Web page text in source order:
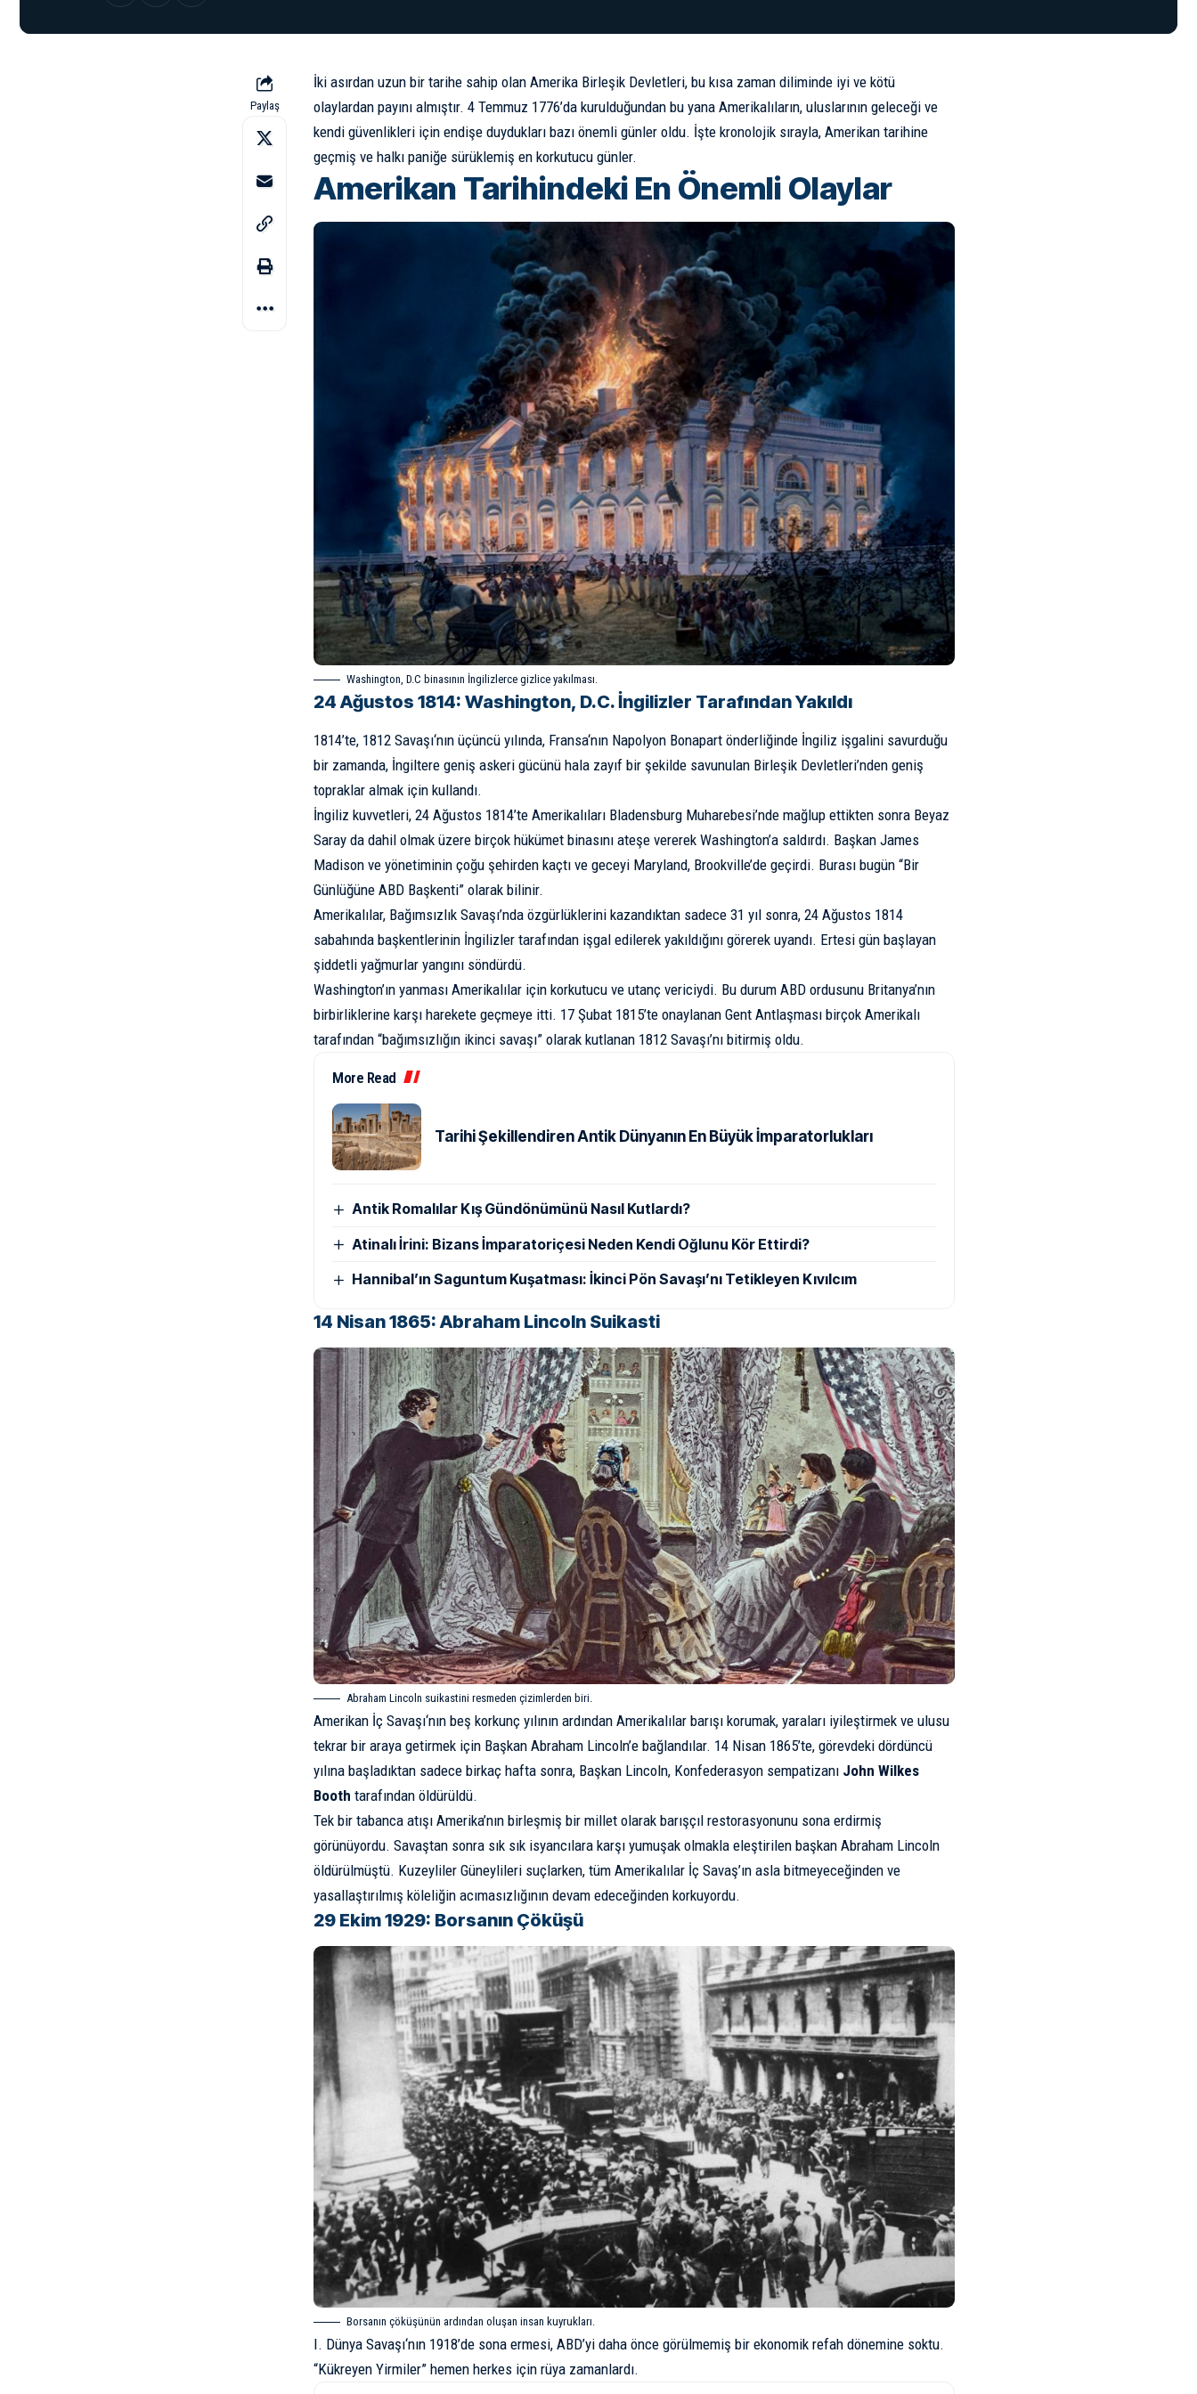
Paylaş
İki asırdan uzun bir tarihe sahip olan Amerika Birleşik Devletleri, bu kısa zaman diliminde iyi ve kötü
olaylardan payını almıştır. 4 Temmuz 1776’da kurulduğundan bu yana Amerikalıların, uluslarının geleceği ve
kendi güvenlikleri için endişe duydukları bazı önemli günler oldu. İşte kronolojik sırayla, Amerikan tarihine
geçmiş ve halkı paniğe sürüklemiş en korkutucu günler.
Amerikan Tarihindeki En Önemli Olaylar
Washington, D.C binasının İngilizlerce gizlice yakılması.
24 Ağustos 1814: Washington, D.C. İngilizler Tarafından Yakıldı
1814’te, 1812 Savaşı‘nın üçüncü yılında, Fransa‘nın Napolyon Bonapart önderliğinde İngiliz işgalini savurduğu
bir zamanda, İngiltere geniş askeri gücünü hala zayıf bir şekilde savunulan Birleşik Devletleri’nden geniş
topraklar almak için kullandı.
İngiliz kuvvetleri, 24 Ağustos 1814’te Amerikalıları Bladensburg Muharebesi’nde mağlup ettikten sonra Beyaz
Saray da dahil olmak üzere birçok hükümet binasını ateşe vererek Washington’a saldırdı. Başkan James
Madison ve yönetiminin çoğu şehirden kaçtı ve geceyi Maryland, Brookville’de geçirdi. Burası bugün “Bir
Günlüğüne ABD Başkenti” olarak bilinir.
Amerikalılar, Bağımsızlık Savaşı’nda özgürlüklerini kazandıktan sadece 31 yıl sonra, 24 Ağustos 1814
sabahında başkentlerinin İngilizler tarafından işgal edilerek yakıldığını görerek uyandı. Ertesi gün başlayan
şiddetli yağmurlar yangını söndürdü.
Washington’ın yanması Amerikalılar için korkutucu ve utanç vericiydi. Bu durum ABD ordusunu Britanya’nın
birbirliklerine karşı harekete geçmeye itti. 17 Şubat 1815’te onaylanan Gent Antlaşması birçok Amerikalı
tarafından “bağımsızlığın ikinci savaşı” olarak kutlanan 1812 Savaşı’nı bitirmiş oldu.
More Read
Tarihi Şekillendiren Antik Dünyanın En Büyük İmparatorlukları
Antik Romalılar Kış Gündönümünü Nasıl Kutlardı?
Atinalı İrini: Bizans İmparatoriçesi Neden Kendi Oğlunu Kör Ettirdi?
Hannibal’ın Saguntum Kuşatması: İkinci Pön Savaşı’nı Tetikleyen Kıvılcım
14 Nisan 1865: Abraham Lincoln Suikasti
Abraham Lincoln suikastini resmeden çizimlerden biri.
Amerikan İç Savaşı‘nın beş korkunç yılının ardından Amerikalılar barışı korumak, yaraları iyileştirmek ve ulusu
tekrar bir araya getirmek için Başkan Abraham Lincoln’e bağlandılar. 14 Nisan 1865’te, görevdeki dördüncü
yılına başladıktan sadece birkaç hafta sonra, Başkan Lincoln, Konfederasyon sempatizanı John Wilkes
Booth tarafından öldürüldü.
Tek bir tabanca atışı Amerika’nın birleşmiş bir millet olarak barışçıl restorasyonunu sona erdirmiş
görünüyordu. Savaştan sonra sık sık isyancılara karşı yumuşak olmakla eleştirilen başkan Abraham Lincoln
öldürülmüştü. Kuzeyliler Güneylileri suçlarken, tüm Amerikalılar İç Savaş’ın asla bitmeyeceğinden ve
yasallaştırılmış köleliğin acımasızlığının devam edeceğinden korkuyordu.
29 Ekim 1929: Borsanın Çöküşü
Borsanın çöküşünün ardından oluşan insan kuyrukları.
I. Dünya Savaşı‘nın 1918’de sona ermesi, ABD’yi daha önce görülmemiş bir ekonomik refah dönemine soktu.
“Kükreyen Yirmiler” hemen herkes için rüya zamanlardı.